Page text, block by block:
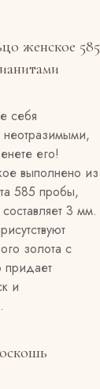
женское 585
себя
его!
выполнено из
585 пробы,
3 мм.
золота с
придает
и